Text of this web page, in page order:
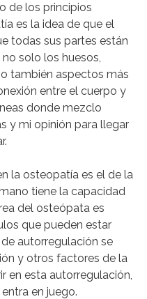
de los principios
es la idea de que el
todas sus partes están
solo los huesos,
también aspectos más
entre el cuerpo y
donde mezclo
y mi opinión para llegar
la osteopatía es el de la
tiene la capacidad
del osteópata es
que pueden estar
autorregulación se
y otros factores de la
en esta autorregulación,
en juego.